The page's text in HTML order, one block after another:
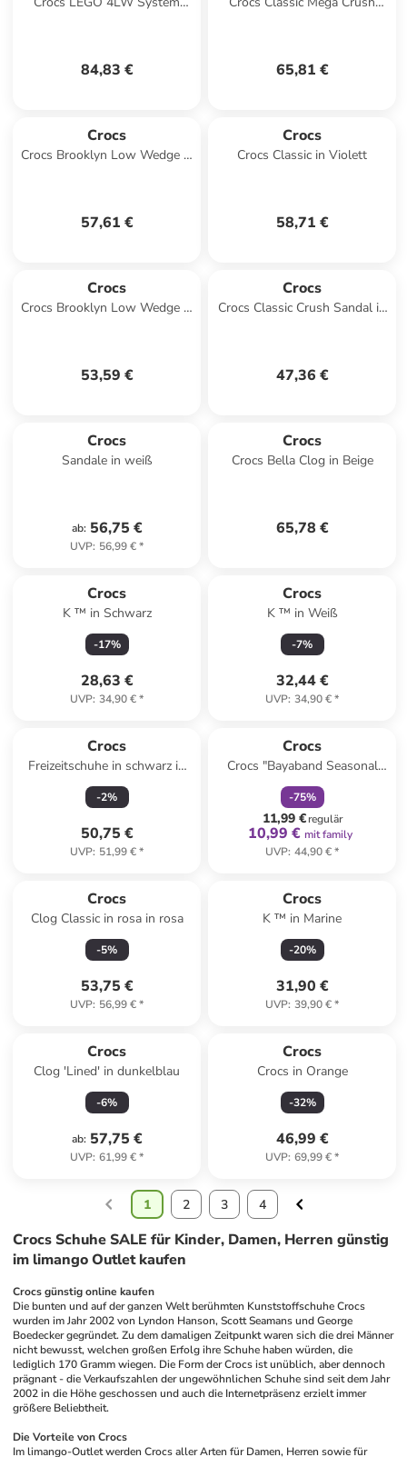
84,83 € 65,81 €
Crocs
Crocs Brooklyn Low Wedge in
57,61 €
Crocs
Crocs Classic in Violett
58,71 €
Crocs
Crocs Brooklyn Low Wedge in
53,59 €
Crocs
Crocs Classic Crush Sandal in
47,36 €
Crocs
Sandale in weiß
ab: 56,75 €
UVP: 56,99 €*
Crocs
Crocs Bella Clog in Beige
65,78 €
Crocs
K ™ in Schwarz
-17%
28,63 €
UVP: 34,90 €*
Crocs
K ™ in Weiß
-7%
32,44 €
UVP: 34,90 €*
Crocs
Freizeitschuhe in schwarz in
schwarz
-2%
50,75 €
UVP: 51,99 €*
Crocs
Crocs "Bayaband Seasonal
Printed" in Grau/ Schwarz/ Rot
-75%
11,99 €regulär
10,99 € mit family
UVP: 44,90 €*
Crocs
Clog Classic in rosa in rosa
-5%
53,75 €
UVP: 56,99 €*
Crocs
K ™ in Marine
-20%
31,90 €
UVP: 39,90 €*
Crocs
Clog 'Lined' in dunkelblau
-6%
ab: 57,75 €
UVP: 61,99 €*
Crocs
Crocs in Orange
-32%
46,99 €
UVP: 69,99 €*
1 2 3 4
Crocs Schuhe SALE für Kinder, Damen, Herren günstig
im limango Outlet kaufen
Crocs günstig online kaufen
Die bunten und auf der ganzen Welt berühmten Kunststoffschuhe Crocs
wurden im Jahr 2002 von Lyndon Hanson, Scott Seamans und George
Boedecker gegründet. Zu dem damaligen Zeitpunkt waren sich die drei Männer
nicht bewusst, welchen großen Erfolg ihre Schuhe haben würden, die
lediglich 170 Gramm wiegen. Die Form der Crocs ist unüblich, aber dennoch
prägnant - die Verkaufszahlen der ungewöhnlichen Schuhe sind seit dem Jahr
2002 in die Höhe geschossen und auch die Internetpräsenz erzielt immer
größere Beliebtheit.
Die Vorteile von Crocs
Im limango-Outlet werden Crocs aller Arten für Damen, Herren sowie für